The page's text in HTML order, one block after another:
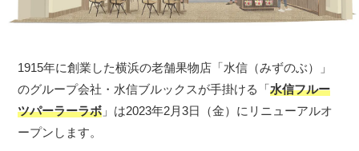
1915年に創業した横浜の老舗果物店「水信（みずのぶ）」
のグループ会社・水信ブルックスが手掛ける「水信フルー
ツパーラーラボ 」は2023年2月3日（金）にリニューアルオ
ープンします。